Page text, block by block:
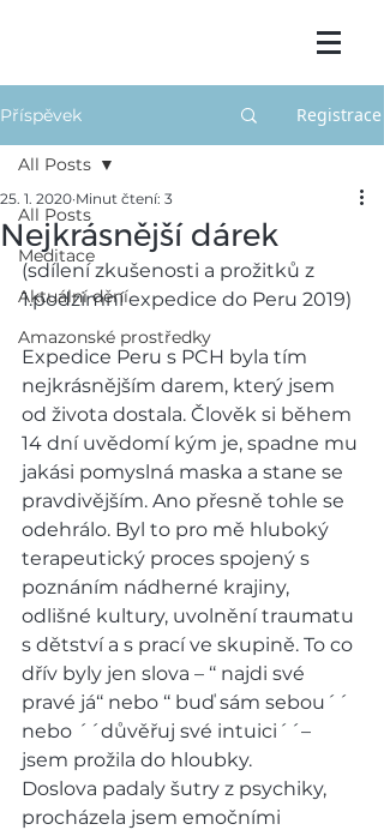
Příspěvek Registrace
All Posts
Meditace
Aktuální dění
Amazonské prostředky
All Posts
Nejkrásnější dárek
25. 1. 2020 Minut čtení: 3
(sdílení zkušenosti a prožitků z
1.podzimní expedice do Peru 2019)
Expedice Peru s PCH byla tím
nejkrásnějším darem, který jsem
od života dostala. Člověk si během
14 dní uvědomí kým je, spadne mu
jakási pomyslná maska a stane se
pravdivějším. Ano přesně tohle se
odehrálo. Byl to pro mě hluboký
terapeutický proces spojený s
poznáním nádherné krajiny,
odlišné kultury, uvolnění traumatu
s dětství a s prací ve skupině. To co
dřív byly jen slova – ‘‘ najdi své
pravé já‘‘ nebo ‘‘ buď sám sebou´´
nebo ´´důvěřuj své intuici´´–
jsem prožila do hloubky.
Doslova padaly šutry z psychiky,
procházela jsem emočními